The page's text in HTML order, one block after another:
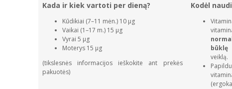
Kada ir kiek vartoti per dieną?
Kūdikiai (7–11 mėn.) 10 µg
Vaikai (1–17 m.) 15 µg
Vyrai 5 µg
Moterys 15 µg
(tikslesnės informacijos ieškokite ant prekės
pakuotės)
Kodėl
būklę
veiklą.